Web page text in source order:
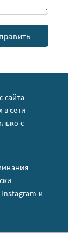
сайта
в сети
с
и